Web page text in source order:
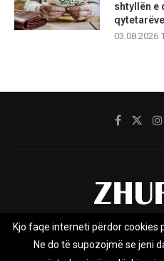
shtyllën e
03.08.2026
Rreth nesh Impresumi
Kjo faqe interneti përdor cookies
Ne do të supozojmë se jeni